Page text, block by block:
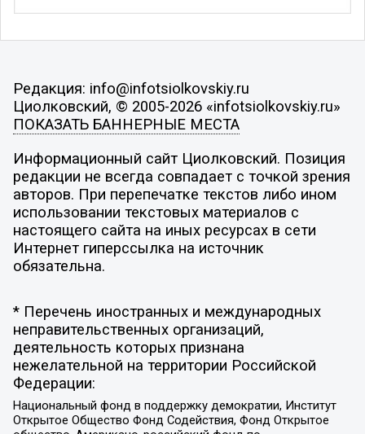
Редакция: info@infotsiolkovskiy.ru
Циолковский, © 2005-2026 «infotsiolkovskiy.ru»
ПОКАЗАТЬ БАННЕРНЫЕ МЕСТА
Информационный сайт Циолковский. Позиция
редакции не всегда совпадает с точкой зрения
авторов. При перепечатке текстов либо ином
использовании текстовых материалов с
настоящего сайта на иных ресурсах в сети
Интернет гиперссылка на источник
обязательна.
* Перечень иностранных и международных
неправительственных организаций,
деятельность которых признана
нежелательной на территории Российской
Федерации:
Национальный фонд в поддержку демократии, Институт
Открытое Общество Фонд Содействия, Фонд Открытое